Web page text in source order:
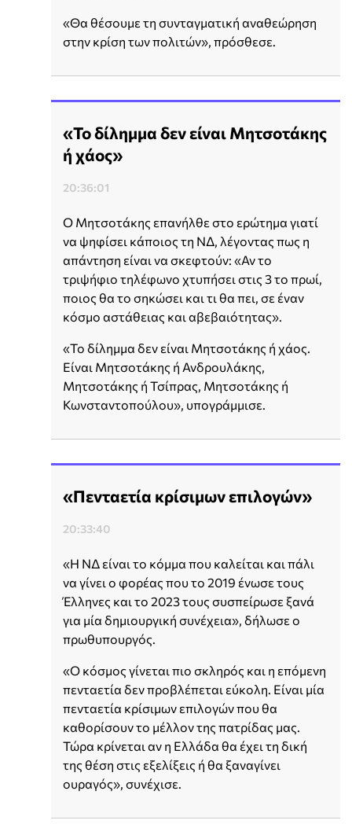
«Θα θέσουμε τη συνταγματική αναθεώρηση
στην κρίση των πολιτών», πρόσθεσε.
«Το δίλημμα δεν είναι Μητσοτάκης
ή χάος»
20:36:01
Ο Μητσοτάκης επανήλθε στο ερώτημα γιατί
να ψηφίσει κάποιος τη ΝΔ, λέγοντας πως η
απάντηση είναι να σκεφτούν: «Αν το
τριψήφιο τηλέφωνο χτυπήσει στις 3 το πρωί,
ποιος θα το σηκώσει και τι θα πει, σε έναν
κόσμο αστάθειας και αβεβαιότητας».
«Το δίλημμα δεν είναι Μητσοτάκης ή χάος.
Είναι Μητσοτάκης ή Ανδρουλάκης,
Μητσοτάκης ή Τσίπρας, Μητσοτάκης ή
Κωνσταντοπούλου», υπογράμμισε.
«Πενταετία κρίσιμων επιλογών»
20:33:40
«Η ΝΔ είναι το κόμμα που καλείται και πάλι
να γίνει ο φορέας που το 2019 ένωσε τους
Έλληνες και το 2023 τους συσπείρωσε ξανά
για μία δημιουργική συνέχεια», δήλωσε ο
πρωθυπουργός.
«Ο κόσμος γίνεται πιο σκληρός και η επόμενη
πενταετία δεν προβλέπεται εύκολη. Είναι μία
πενταετία κρίσιμων επιλογών που θα
καθορίσουν το μέλλον της πατρίδας μας.
Τώρα κρίνεται αν η Ελλάδα θα έχει τη δική
της θέση στις εξελίξεις ή θα ξαναγίνει
ουραγός», συνέχισε.